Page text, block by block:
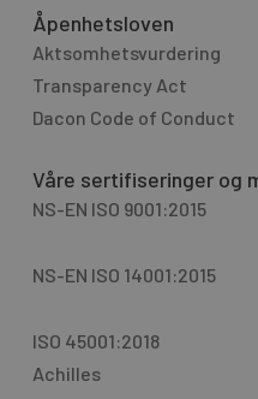
Åpenhetsloven
Aktsomhetsvurdering
Transparency Act
Dacon Code of Conduct
Våre sertifiseringer og
NS-EN ISO 9001:2015
NS-EN ISO 14001:2015
ISO 45001:2018
Achilles